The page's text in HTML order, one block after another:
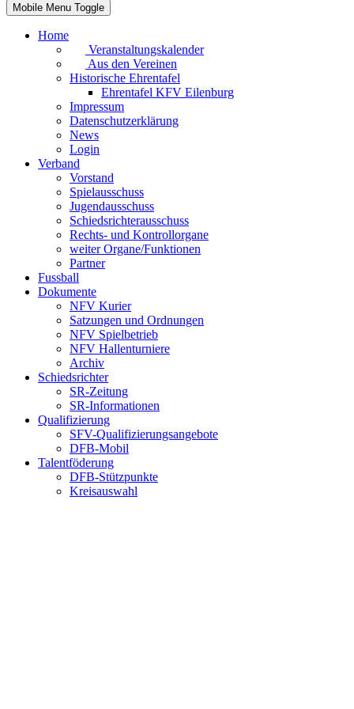
Mobile Menu Toggle
Home
Veranstaltungskalender
Aus den Vereinen
Historische Ehrentafel
Ehrentafel KFV Eilenburg
Impressum
Datenschutzerklärung
News
Login
Verband
Vorstand
Spielausschuss
Jugendausschuss
Schiedsrichterausschuss
Rechts- und Kontrollorgane
weiter Organe/Funktionen
Partner
Fussball
Dokumente
NFV Kurier
Satzungen und Ordnungen
NFV Spielbetrieb
NFV Hallenturniere
Archiv
Schiedsrichter
SR-Zeitung
SR-Informationen
Qualifizierung
SFV-Qualifizierungsangebote
DFB-Mobil
Talentföderung
DFB-Stützpunkte
Kreisauswahl